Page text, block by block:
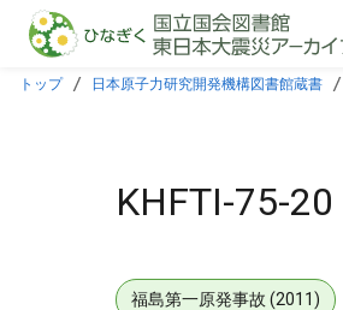
本文に飛ぶ
トップ 日本原子力研究開発機構図書館蔵書
KHFTI-75-20
福島第一原発事故 (2011)